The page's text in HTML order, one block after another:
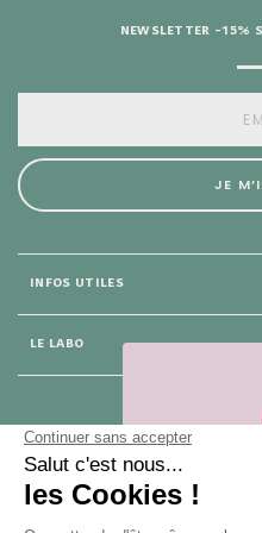
INFOS UTILES
LE LABO
NEWSLETTER -15%
JE